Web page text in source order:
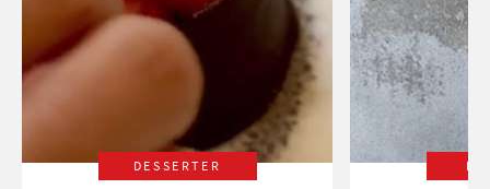
DESSERTER